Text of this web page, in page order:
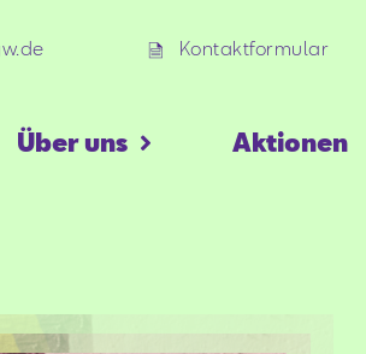
Kontaktformular
Über uns Aktionen